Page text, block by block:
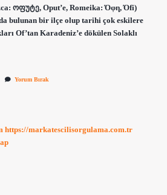
ოფუტე, Oput’e, Romeika: Όφη, Όfi)
bulunan bir ilçe olup tarihi çok eskilere
Of’tan Karadeniz’e dökülen Solaklı
Yorum Bırak
https://markatescilisorgulama.com.tr